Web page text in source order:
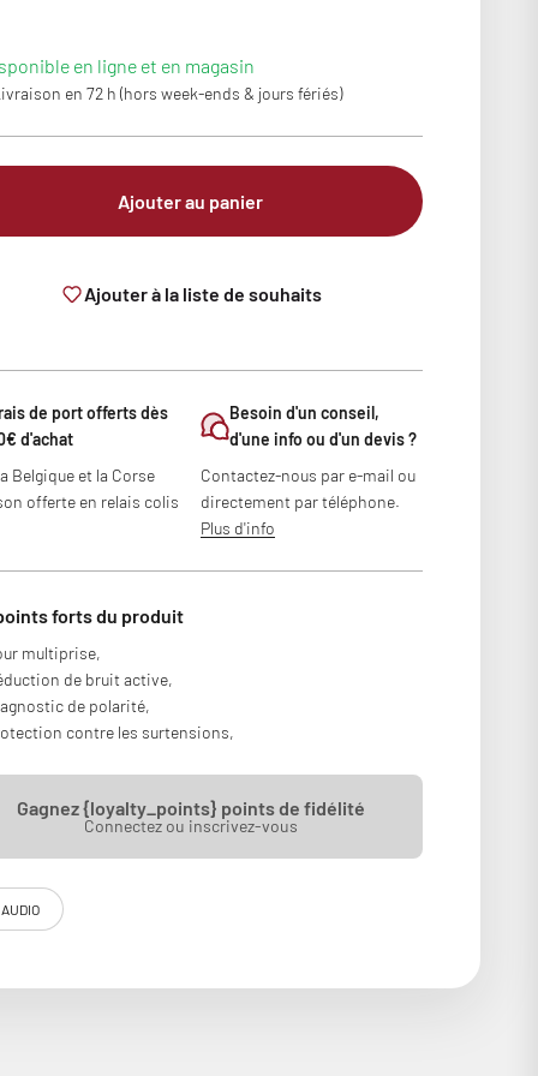
en ligne et en magasin
en 72 h (hors week-ends & jours fériés)
Ajouter au panier
Ajouter à la liste de souhaits
de port offerts dès
d'achat
Belgique et la Corse
offerte en relais colis
Besoin d'un conseil,
d'une info ou d'un devis ?
Contactez-nous par e-mail ou
directement par téléphone.
Plus d'info
forts du produit
multiprise,
de bruit active,
de polarité,
contre les surtensions,
Gagnez {loyalty_points} points de fidélité
Connectez ou inscrivez-vous
causés par votre prise de courant. Ce petit
en cas de pic de surtension, il n’endommagera pas